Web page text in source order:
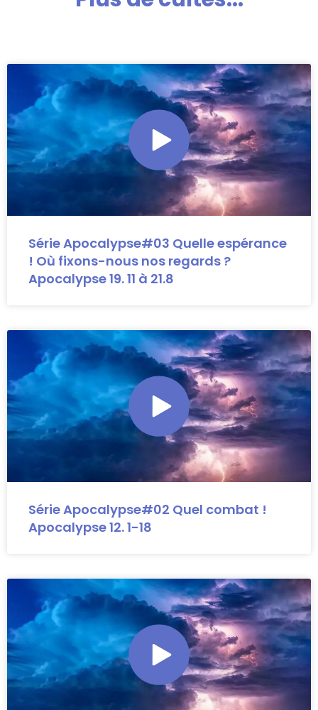
Série Apocalypse#03 Quelle espérance
! Où fixons-nous nos regards ?
Apocalypse 19. 11 à 21.8
Série Apocalypse#02 Quel combat !
Apocalypse 12. 1-18